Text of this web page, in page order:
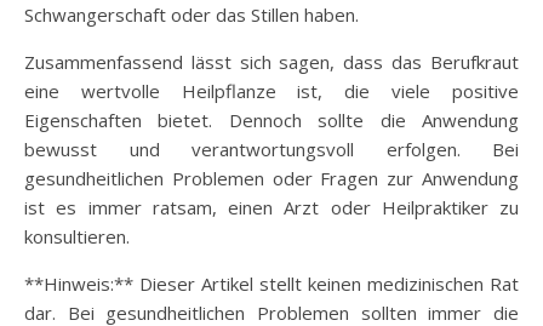
Schwangerschaft oder das Stillen haben.
Zusammenfassend lässt sich sagen, dass das Berufkraut
eine wertvolle Heilpflanze ist, die viele positive
Eigenschaften bietet. Dennoch sollte die Anwendung
bewusst und verantwortungsvoll erfolgen. Bei
gesundheitlichen Problemen oder Fragen zur Anwendung
ist es immer ratsam, einen Arzt oder Heilpraktiker zu
konsultieren.
**Hinweis:** Dieser Artikel stellt keinen medizinischen Rat
dar. Bei gesundheitlichen Problemen sollten immer die